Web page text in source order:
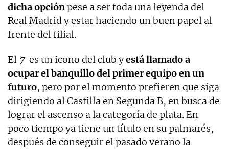
dicha opciónpese a ser toda una leyenda del
Real Madrid y estar haciendo un buen papel al
frente del filial.
El 7 es un icono del club yestá llamado a
ocupar el banquillo del primer equipo en un
futuro, pero por el momento prefieren que siga
dirigiendo al Castilla en Segunda B, en busca de
lograr el ascenso a la categoría de plata. En
poco tiempo ya tiene un título en su palmarés,
después de conseguir el pasado verano la